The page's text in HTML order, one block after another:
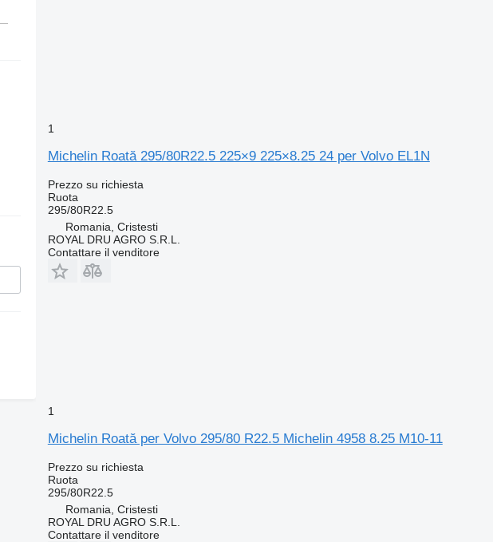
1
Michelin Roată 295/80R22.5 225×9 225×8.25 24 per Volvo EL1N
Prezzo su richiesta
Ruota
295/80R22.5
Romania, Cristesti
ROYAL DRU AGRO S.R.L.
Contattare il venditore
1
Michelin Roată per Volvo 295/80 R22.5 Michelin 4958 8.25 M10-11
Prezzo su richiesta
Ruota
295/80R22.5
Romania, Cristesti
ROYAL DRU AGRO S.R.L.
Contattare il venditore